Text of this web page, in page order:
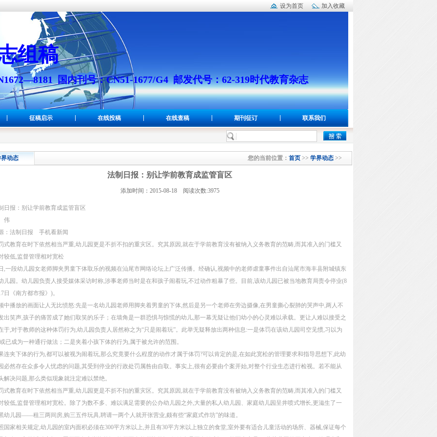
加入收藏
设为首页
组稿
国内刊号：CN51-1677/G4 邮发代号：62-319时代教育杂志
征稿启示 在线投稿 在线查稿 期刊征订 联系我们
动态 您的当前位置： 首页 >> 学界动态 >>
法制日报：别让学前教育成监管盲区
添加时间：2015-08-18 阅读次数:3975
日报：别让学前教育成监管盲区
伟
：法制日报 手机看新闻
式教育在时下依然相当严重,幼儿园更是不折不扣的重灾区。究其原因,就在于学前教育没有被纳入义务教育的范畴,而其准入的门槛又
较低,监督管理相对宽松
,一段幼儿园女老师脚夹男童下体取乐的视频在汕尾市网络论坛上广泛传播。经确认,视频中的老师虐童事件出自汕尾市海丰县附城镇东
儿园。幼儿园负责人接受媒体采访时称,涉事老师当时是在和孩子闹着玩,不过动作粗暴了些。目前,该幼儿园已被当地教育局责令停业(8
日《南方都市报》)。
中播放的画面让人无比愤怒:先是一名幼儿园老师用脚夹着男童的下体,然后是另一个老师在旁边摄像,在男童撕心裂肺的哭声中,两人不
出笑声,孩子的痛苦成了她们取笑的乐子；在墙角是一群恐惧与惊慌的幼儿,那一幕无疑让他们幼小的心灵难以承载。更让人难以接受之
于,对于教师的这种体罚行为,幼儿园负责人居然称之为“只是闹着玩”。此举无疑释放出两种信息:一是体罚在该幼儿园司空见惯,习以为
已成为一种通行做法；二是夹着小孩下体的行为,属于被允许的范围。
连夹下体的行为,都可以被视为闹着玩,那么究竟要什么程度的动作才属于体罚?可以肯定的是,在如此宽松的管理要求和指导思想下,此幼
必然存在众多令人忧虑的问题,其受到停业的行政处罚属咎由自取。事实上,很有必要由个案开始,对整个行业生态进行检视。若不能从
解决问题,那么类似现象就注定难以禁绝。
式教育在时下依然相当严重,幼儿园更是不折不扣的重灾区。究其原因,就在于学前教育没有被纳入义务教育的范畴,而其准入的门槛又
较低,监督管理相对宽松。除了为数不多、难以满足需要的公办幼儿园之外,大量的私人幼儿园、家庭幼儿园呈井喷式增长,更滋生了一
幼儿园——租三两间房,购三五件玩具,聘请一两个人就开张营业,颇有些“家庭式作坊”的味道。
国家相关规定,幼儿园的室内面积必须在300平方米以上,并且有30平方米以上独立的食堂,室外要有适合儿童活动的场所、器械,保证每个